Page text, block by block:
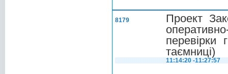
8179
Проект
перевірки
таємниці)
11:14:20 -11:27:57